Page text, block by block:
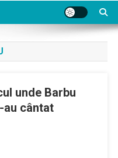
unde Barbu
au cântat